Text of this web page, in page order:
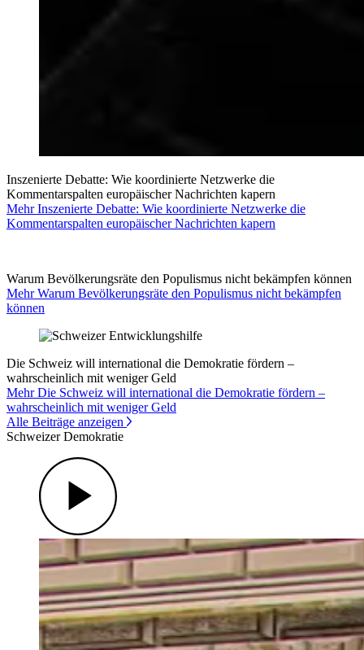
Inszenierte Debatte: Wie koordinierte Netzwerke die
Kommentarspalten europäischer Nachrichten kapern
Mehr Inszenierte Debatte: Wie koordinierte Netzwerke die
Kommentarspalten europäischer Nachrichten kapern
Warum Bevölkerungsräte den Populismus nicht bekämpfen können
Mehr Warum Bevölkerungsräte den Populismus nicht bekämpfen
können
Die Schweiz will international die Demokratie fördern –
wahrscheinlich mit weniger Geld
Mehr Die Schweiz will international die Demokratie fördern –
wahrscheinlich mit weniger Geld
Alle Beiträge anzeigen
Schweizer Demokratie